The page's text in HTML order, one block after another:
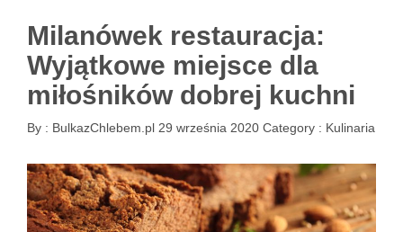
Milanówek restauracja:
Wyjątkowe miejsce dla
miłośników dobrej kuchni
By : BulkazChlebem.pl 29 września 2020 Category : Kulinaria